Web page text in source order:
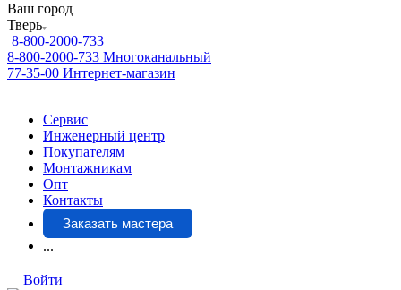
Ваш город
Тверь
8-800-2000-733
8-800-2000-733 Многоканальный
77-35-00 Интернет-магазин
Сервис
Инженерный центр
Покупателям
Монтажникам
Опт
Контакты
Заказать мастера
...
Войти